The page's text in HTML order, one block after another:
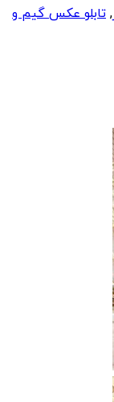
, تابلو عکس گیم و